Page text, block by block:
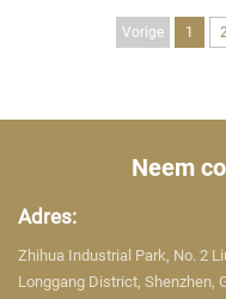
Vorige 1
Neem
Adres:
Zhihua Industrial Park, No. 2
Longgang District, Shenzhen,